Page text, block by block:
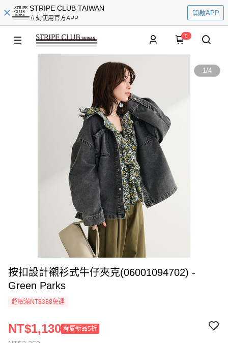
STRIPE CLUB TAIWAN
立刻使用官方APP
開啟APP
0
1/4
按扣設計襯衫式牛仔夾克(06001094702) -
Green Parks
超取滿NT$388免運
NT$1,130 春夏新品5折